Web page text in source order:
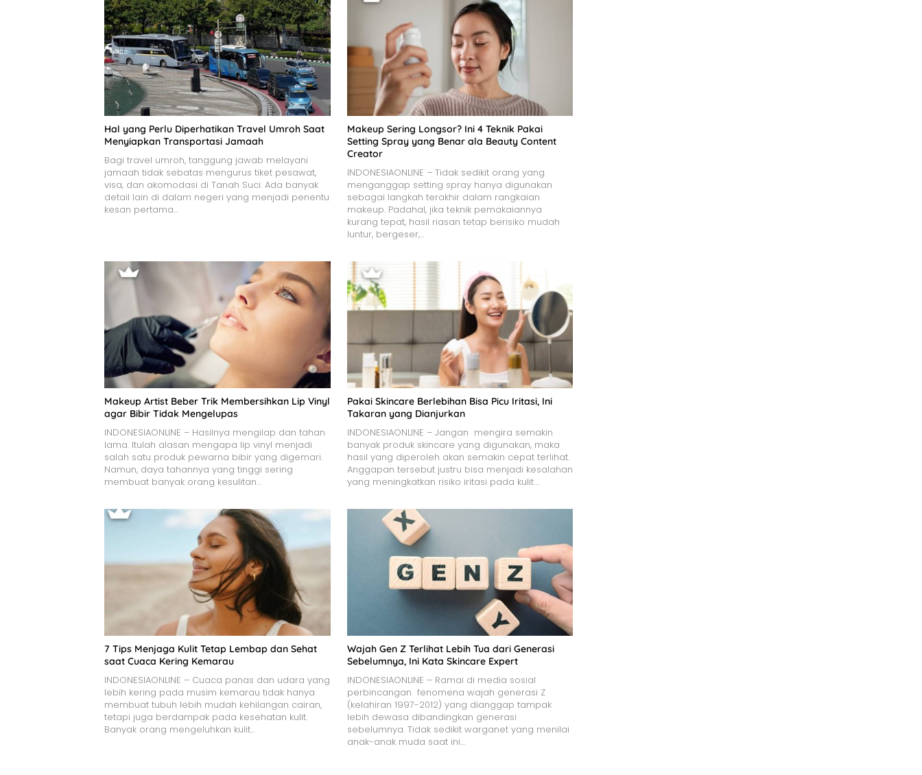
Hal yang Perlu Diperhatikan Travel Umroh Saat
Menyiapkan Transportasi Jamaah
Bagi travel umroh, tanggung jawab melayani
jamaah tidak sebatas mengurus tiket pesawat,
visa, dan akomodasi di Tanah Suci. Ada banyak
detail lain di dalam negeri yang menjadi penentu
kesan pertama…
Makeup Sering Longsor? Ini 4 Teknik Pakai
Setting Spray yang Benar ala Beauty Content
Creator
INDONESIAONLINE – Tidak sedikit orang yang
menganggap setting spray hanya digunakan
sebagai langkah terakhir dalam rangkaian
makeup. Padahal, jika teknik pemakaiannya
kurang tepat, hasil riasan tetap berisiko mudah
luntur, bergeser,…
Makeup Artist Beber Trik Membersihkan Lip Vinyl
agar Bibir Tidak Mengelupas
INDONESIAONLINE – Hasilnya mengilap dan tahan
lama. Itulah alasan mengapa lip vinyl menjadi
salah satu produk pewarna bibir yang digemari.
Namun, daya tahannya yang tinggi sering
membuat banyak orang kesulitan…
Pakai Skincare Berlebihan Bisa Picu Iritasi, Ini
Takaran yang Dianjurkan
INDONESIAONLINE – Jangan mengira semakin
banyak produk skincare yang digunakan, maka
hasil yang diperoleh akan semakin cepat terlihat.
Anggapan tersebut justru bisa menjadi kesalahan
yang meningkatkan risiko iritasi pada kulit….
7 Tips Menjaga Kulit Tetap Lembap dan Sehat
saat Cuaca Kering Kemarau
INDONESIAONLINE – Cuaca panas dan udara yang
lebih kering pada musim kemarau tidak hanya
membuat tubuh lebih mudah kehilangan cairan,
tetapi juga berdampak pada kesehatan kulit.
Banyak orang mengeluhkan kulit…
Wajah Gen Z Terlihat Lebih Tua dari Generasi
Sebelumnya, Ini Kata Skincare Expert
INDONESIAONLINE – Ramai di media sosial
perbincangan fenomena wajah generasi Z
(kelahiran 1997-2012) yang dianggap tampak
lebih dewasa dibandingkan generasi
sebelumnya. Tidak sedikit warganet yang menilai
anak-anak muda saat ini…